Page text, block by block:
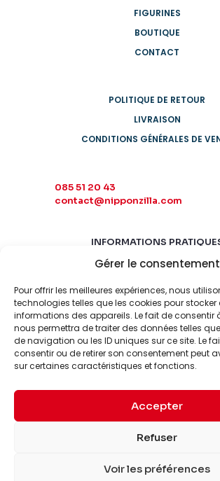
Gérer le consentement
Pour offrir les meilleures expériences, nous
technologies telles que les cookies pour
informations des appareils. Le fait de consentir
nous permettra de traiter des données telles
de navigation ou les ID uniques sur ce site. Le
consentir ou de retirer son consentement peut
sur certaines caractéristiques et fonctions.
Accepter
Refuser
Voir les préférences
FIGURINES
BOUTIQUE
CONTACT
POLITIQUE DE RETOUR
LIVRAISON
CONDITIONS GÉNÉRALES DE
085 51 20 43
contact@nipponzilla.com
INFORMATIONS
MARDI-SAMEDI
LUNDI-DIMANCHE
FERMÉ
© 2026 Nipponzilla. Tous
Mentions